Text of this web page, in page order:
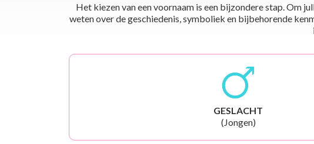
Het kiezen van een voornaam is een bijzondere stap. Om
weten over de geschiedenis, symboliek en bijbehorende
GESLACHT
(Jongen)